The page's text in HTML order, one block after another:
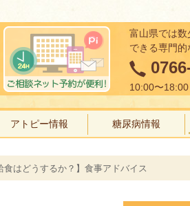
富山県では
できる専門的
10:00〜
アトピー情報 糖尿病情報
はどうするか？】食事アドバイス